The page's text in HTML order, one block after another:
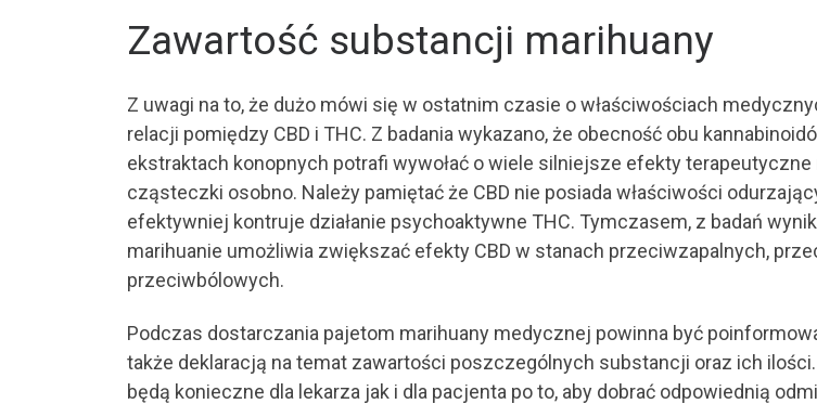
Zawartość substancji marihuany
Z uwagi na to, że dużo mówi się w ostatnim czasie o właściwościach
relacji pomiędzy CBD i THC. Z badania wykazano, że obecność obu
ekstraktach konopnych potrafi wywołać o wiele silniejsze efekty
cząsteczki osobno. Należy pamiętać że CBD nie posiada właściwości
efektywniej kontruje działanie psychoaktywne THC. Tymczasem, z badań
marihuanie umożliwia zwiększać efekty CBD w stanach przeciwzapalnych,
przeciwbólowych.
Podczas dostarczania pajetom marihuany medycznej powinna być
także deklaracją na temat zawartości poszczególnych substancji oraz ich
będą konieczne dla lekarza jak i dla pacjenta po to, aby dobrać odpowiednią